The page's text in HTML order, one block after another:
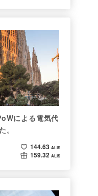
による電気代
。
144.63 ALIS
159.32 ALIS